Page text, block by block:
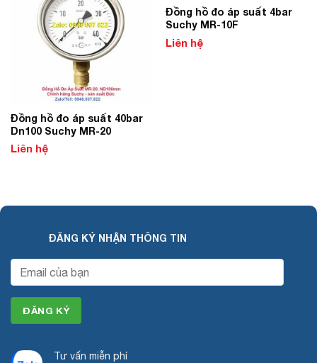
Wishlist
Đồng hồ đo áp suất 40bar
Dn100 Suchy MR-20
Liên hệ
Wishlist
Đồng hồ đo áp suất 4bar
Suchy MR-10F
Liên hệ
ĐĂNG KÝ NHẬN THÔNG TIN
Tư vấn miễn phí